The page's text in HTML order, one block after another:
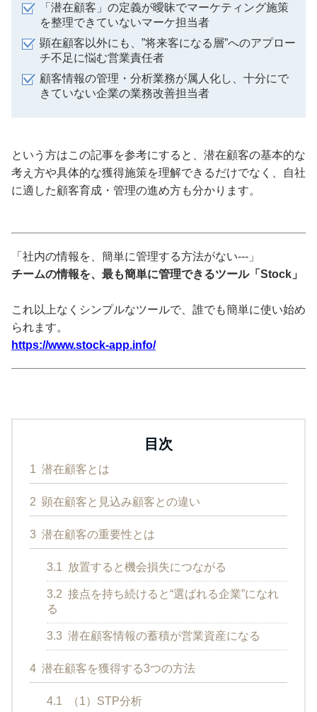
「潜在顧客」の定義が曖昧でマーケティング施策
を整理できていないマーケ担当者
顕在顧客以外にも、”将来客になる層”へのアプロー
チ不足に悩む営業責任者
顧客情報の管理・分析業務が属人化し、十分にで
きていない企業の業務改善担当者
という方はこの記事を参考にすると、潜在顧客の基本的な
考え方や具体的な獲得施策を理解できるだけでなく、自社
に適した顧客育成・管理の進め方も分かります。
「社内の情報を、簡単に管理する方法がない---」
チームの情報を、最も簡単に管理できるツール「Stock」
これ以上なくシンプルなツールで、誰でも簡単に使い始め
られます。
https://www.stock-app.info/
目次
1 潜在顧客とは
2 顕在顧客と見込み顧客との違い
3 潜在顧客の重要性とは
3.1 放置すると機会損失につながる
3.2 接点を持ち続けると“選ばれる企業”になれ
る
3.3 潜在顧客情報の蓄積が営業資産になる
4 潜在顧客を獲得する3つの方法
4.1 （1）STP分析